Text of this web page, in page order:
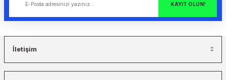
KAYIT OLUN!
İletişim